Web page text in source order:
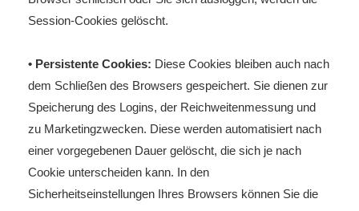
Session-Cookies gelöscht.
• Persistente Cookies: Diese Cookies bleiben auch nach
dem Schließen des Browsers gespeichert. Sie dienen zur
Speicherung des Logins, der Reichweitenmessung und
zu Marketingzwecken. Diese werden automatisiert nach
einer vorgegebenen Dauer gelöscht, die sich je nach
Cookie unterscheiden kann. In den
Sicherheitseinstellungen Ihres Browsers können Sie die